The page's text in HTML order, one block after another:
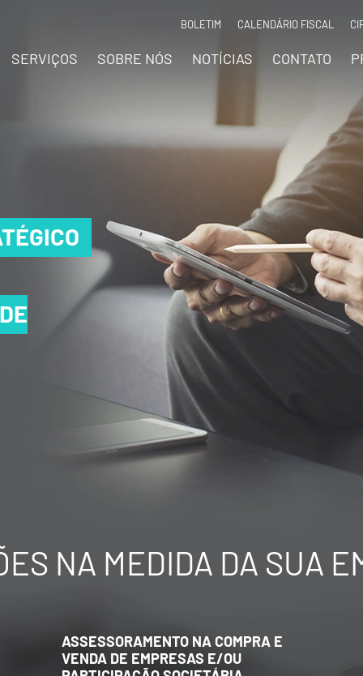
BOLETIM CALENDÁRIO FISCAL
SERVIÇOS SOBRE NÓS NOTÍCIAS CONTATO
NA MEDIDA DA SUA
AVALIAÇÃO ECONÔMICO-
FINANCEIRA DE EMPRESAS